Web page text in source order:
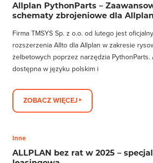
Allplan PythonParts –
schematy zbrojeniowe dla Allplan
Firma TMSYS Sp. z o.o. od lutego jest
rozszerzenia Allto dla Allplan w zakresie
żelbetowych poprzez narzędzia PythonParts.
dostępna w języku polskim i
ZOBACZ WIĘCEJ
Inne
ALLPLAN bez rat w 2025 –